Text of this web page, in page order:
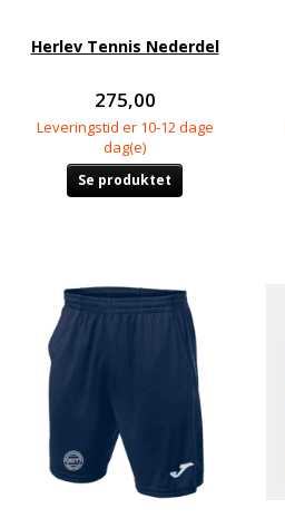
Herlev Tennis Nederdel
275,00
Leveringstid er 10-12 dage
dag(e)
Se produktet